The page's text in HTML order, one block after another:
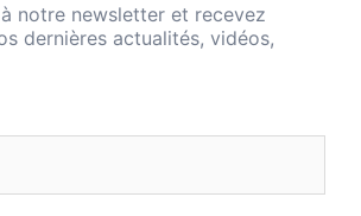
notre newsletter et recevez
dernières actualités, vidéos,